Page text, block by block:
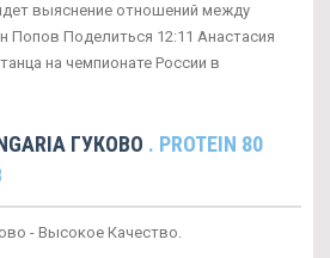
выяснение отношений между
Поделиться 12:11 Анастасия
на чемпионате России в
ГУКОВО . PROTEIN 80
- Высокое Качество.